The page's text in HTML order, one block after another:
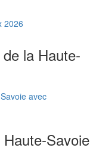
2026
la Haute-
avec
Savoie